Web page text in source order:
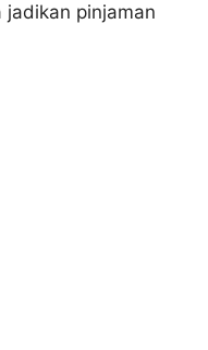
pinjaman